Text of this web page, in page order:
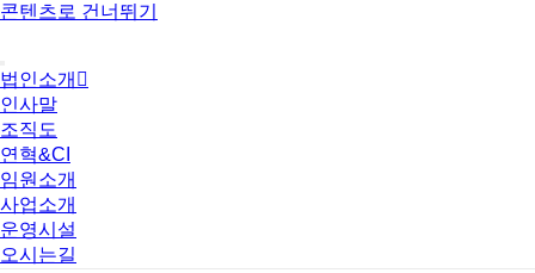
콘텐츠로 건너뛰기
법인소개
인사말
조직도
연혁&CI
임원소개
사업소개
운영시설
오시는길